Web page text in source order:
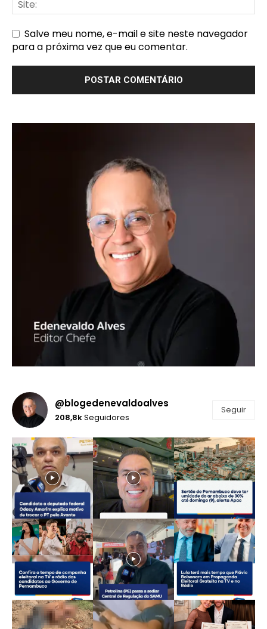
Salve meu nome, e-mail e site neste navegador
para a próxima vez que eu comentar.
@blogedenevaldoalves
208,8kSeguidores
Seguir